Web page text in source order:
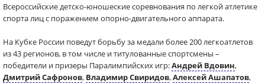
Всероссийские детско-юношеские соревнования по легкой атлетике
спорта лиц с поражением опорно-двигательного аппарата.
На Кубке России поведут борьбу за медали более 200 легкоатлетов
из 43 регионов, в том числе и титулованные спортсмены –
победители и призеры Паралимпийских игр:Андрей Вдовин,
Дмитрий Сафронов, Владимир Свиридов,Алексей Ашапатов,